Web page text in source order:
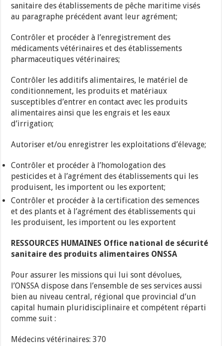
sanitaire des établissements de pêche maritime visés
au paragraphe précédent avant leur agrément;
Contrôler et procéder à l’enregistrement des
médicaments vétérinaires et des établissements
pharmaceutiques vétérinaires;
Contrôler les additifs alimentaires, le matériel de
conditionnement, les produits et matériaux
susceptibles d’entrer en contact avec les produits
alimentaires ainsi que les engrais et les eaux
d’irrigation;
Autoriser et/ou enregistrer les exploitations d’élevage;
Contrôler et procéder à l’homologation des
pesticides et à l’agrément des établissements qui les
produisent, les importent ou les exportent;
Contrôler et procéder à la certification des semences
et des plants et à l’agrément des établissements qui
les produisent, les importent ou les exportent
RESSOURCES HUMAINES Office national de sécurité
sanitaire des produits alimentaires ONSSA
Pour assurer les missions qui lui sont dévolues,
l’ONSSA dispose dans l’ensemble de ses services aussi
bien au niveau central, régional que provincial d’un
capital humain pluridisciplinaire et compétent réparti
comme suit :
Médecins vétérinaires: 370